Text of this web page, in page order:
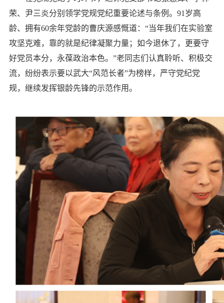
荣、尹三炎分别领学党规党纪重要论述与条例。91岁高
龄、拥有60余年党龄的曹庆源感慨道：“当年我们在实验室
攻坚克难，靠的就是纪律凝聚力量；如今退休了，更要守
好党员本分，永葆政治本色。”老同志们认真聆听、积极交
流，纷纷表示要以武大“风范长者”为榜样，严守党纪党
规，继续发挥银龄先锋的示范作用。